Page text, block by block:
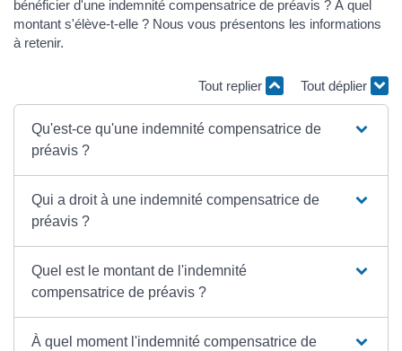
bénéficier d'une indemnité compensatrice de préavis ? À quel
montant s'élève-t-elle ? Nous vous présentons les informations
à retenir.
Tout replier Tout déplier
Qu'est-ce qu'une indemnité compensatrice de
préavis ?
Qui a droit à une indemnité compensatrice de
préavis ?
Quel est le montant de l'indemnité
compensatrice de préavis ?
À quel moment l'indemnité compensatrice de